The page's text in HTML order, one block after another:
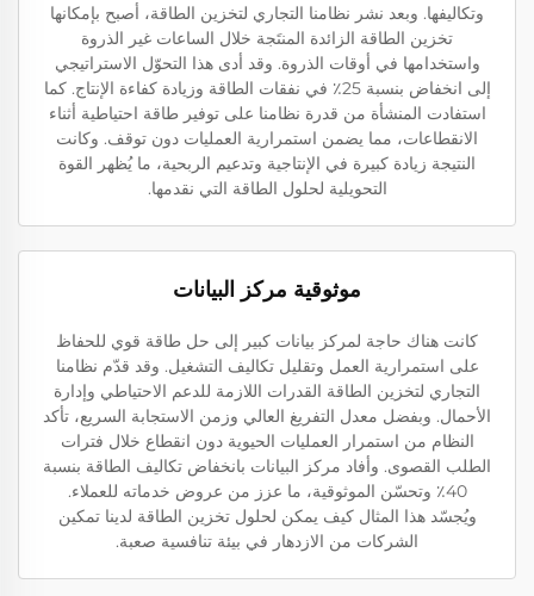
وتكاليفها. وبعد نشر نظامنا التجاري لتخزين الطاقة، أصبح بإمكانها
تخزين الطاقة الزائدة المنتَجة خلال الساعات غير الذروة
واستخدامها في أوقات الذروة. وقد أدى هذا التحوّل الاستراتيجي
إلى انخفاض بنسبة 25٪ في نفقات الطاقة وزيادة كفاءة الإنتاج. كما
استفادت المنشأة من قدرة نظامنا على توفير طاقة احتياطية أثناء
الانقطاعات، مما يضمن استمرارية العمليات دون توقف. وكانت
النتيجة زيادة كبيرة في الإنتاجية وتدعيم الربحية، ما يُظهر القوة
التحويلية لحلول الطاقة التي نقدمها.
موثوقية مركز البيانات
كانت هناك حاجة لمركز بيانات كبير إلى حل طاقة قوي للحفاظ
على استمرارية العمل وتقليل تكاليف التشغيل. وقد قدّم نظامنا
التجاري لتخزين الطاقة القدرات اللازمة للدعم الاحتياطي وإدارة
الأحمال. وبفضل معدل التفريغ العالي وزمن الاستجابة السريع، تأكد
النظام من استمرار العمليات الحيوية دون انقطاع خلال فترات
الطلب القصوى. وأفاد مركز البيانات بانخفاض تكاليف الطاقة بنسبة
40٪ وتحسّن الموثوقية، ما عزز من عروض خدماته للعملاء.
ويُجسّد هذا المثال كيف يمكن لحلول تخزين الطاقة لدينا تمكين
الشركات من الازدهار في بيئة تنافسية صعبة.